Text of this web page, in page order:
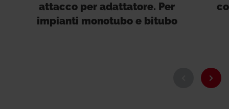
attacco per adattatore. Per
impianti monotubo e bitubo